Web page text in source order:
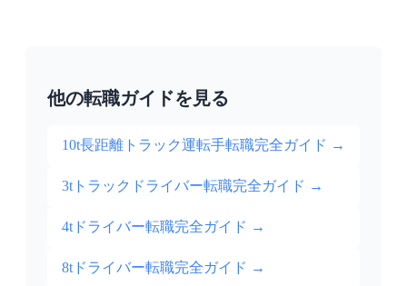
他の転職ガイドを見る
10t長距離トラック運転手転職完全ガイド →
3tトラックドライバー転職完全ガイド →
4tドライバー転職完全ガイド →
8tドライバー転職完全ガイド →